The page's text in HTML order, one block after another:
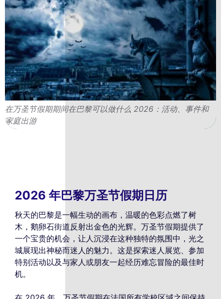
在万圣节假期期间在巴黎可以做什么 2026：活动、事件和
家庭出游
2026 年巴黎万圣节假期日历
秋天的巴黎是一幅生动的画布，温暖的色彩点燃了树
木，鹅卵石街道反射出金色的光辉。万圣节假期提供了
一个宝贵的机会，让人沉浸在这种独特的氛围中，光之
城展现出神秘而迷人的魅力。这是探索迷人展览、参加
特别活动以及与家人或朋友一起经历难忘冒险的最佳时
机。